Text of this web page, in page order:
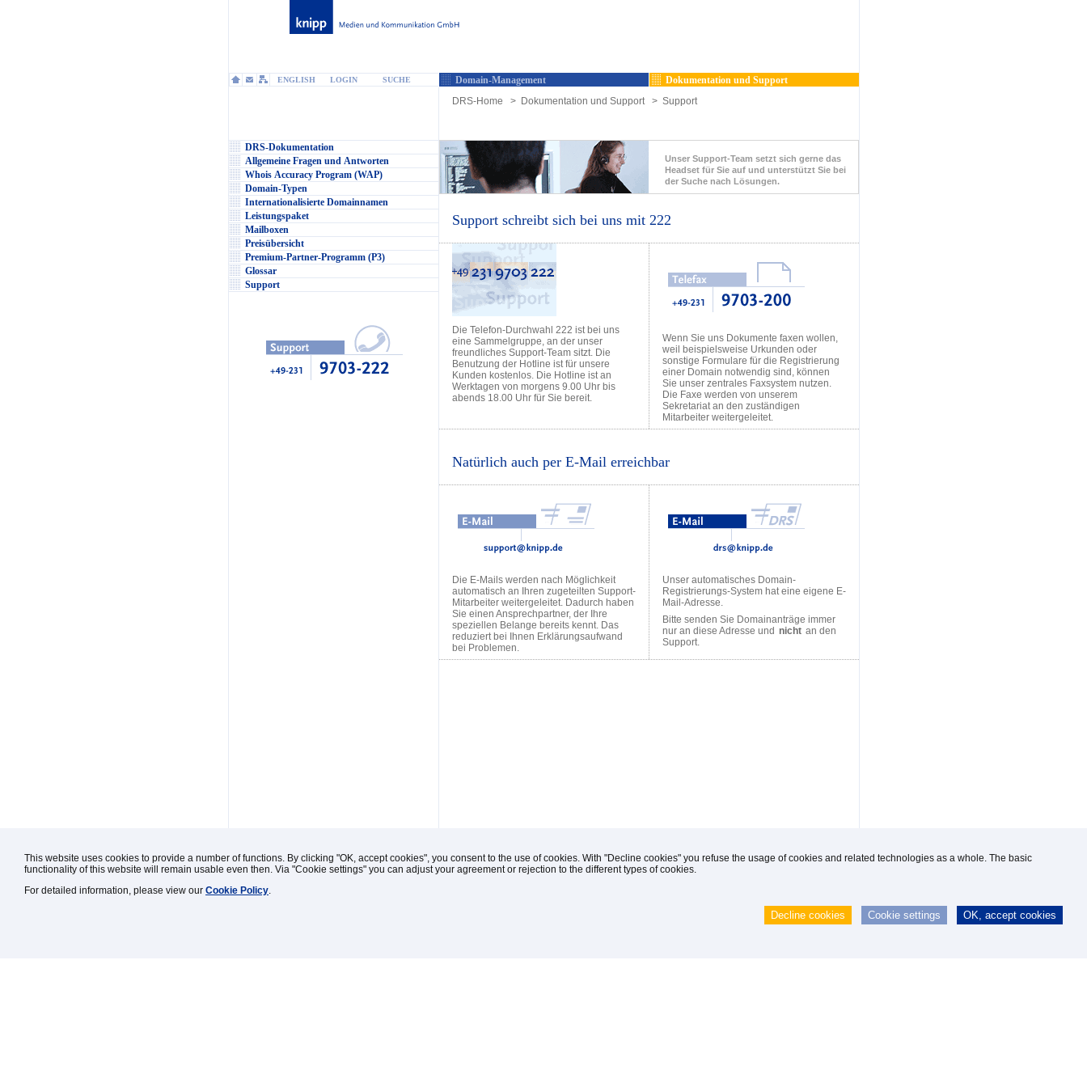
ENGLISH LOGIN SUCHE Domain-Management
Dokumentation und Support
DRS-Home
> Dokumentation und Support > Support
DRS-Dokumentation
Allgemeine Fragen und Antworten
Whois Accuracy Program (WAP)
Domain-Typen
Internationalisierte Domainnamen
Leistungspaket
Mailboxen
Preisübersicht
Premium-Partner-Programm (P3)
Glossar
Support
Unser Support-Team setzt sich gerne das
Headset für Sie auf und unterstützt Sie bei
der Suche nach Lösungen.
Support schreibt sich bei uns mit 222
Die Telefon-Durchwahl 222 ist bei uns
eine Sammelgruppe, an der unser
freundliches Support-Team sitzt. Die
Benutzung der Hotline ist für unsere
Kunden kostenlos. Die Hotline ist an
Werktagen von morgens 9.00 Uhr bis
abends 18.00 Uhr für Sie bereit.
Wenn Sie uns Dokumente faxen wollen,
weil beispielsweise Urkunden oder
sonstige Formulare für die Registrierung
einer Domain notwendig sind, können
Sie unser zentrales Faxsystem nutzen.
Die Faxe werden von unserem
Sekretariat an den zuständigen
Mitarbeiter weitergeleitet.
Natürlich auch per E-Mail erreichbar
Die E-Mails werden nach Möglichkeit
automatisch an Ihren zugeteilten Support-
Mitarbeiter weitergeleitet. Dadurch haben
Sie einen Ansprechpartner, der Ihre
speziellen Belange bereits kennt. Das
reduziert bei Ihnen Erklärungsaufwand
bei Problemen.
Unser automatisches Domain-
Registrierungs-System hat eine eigene E-
Mail-Adresse.
Bitte senden Sie Domainanträge immer
nur an diese Adresse und nicht an den
Support.
This website uses cookies to provide a number of functions. By clicking "OK, accept cookies", you consent to the use of cookies. With "Decline cookies" you refuse the usage of cookies and related technologies as a whole. The basic
functionality of this website will remain usable even then. Via "Cookie settings" you can adjust your agreement or rejection to the different types of cookies.
For detailed information, please view our Cookie Policy.
OK, accept cookies
Cookie settings
Decline cookies